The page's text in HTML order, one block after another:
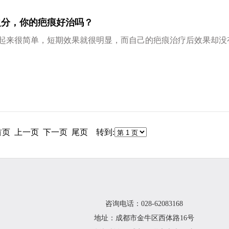
，你的疤痕好治吗？
很简单，短期效果就很明显，而自己的疤痕治疗后效果却没
页 上一页 下一页 尾页 转到:
咨询电话：028-62083168
地址：成都市金牛区西体路16号